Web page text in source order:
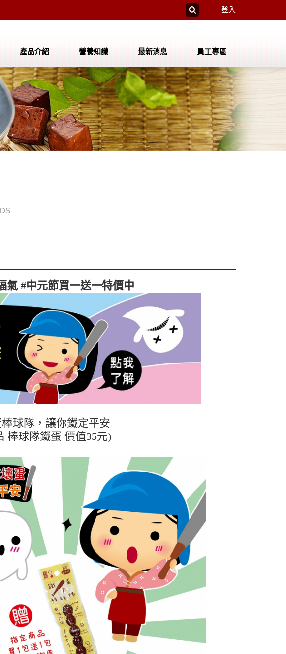
登入
產品介紹
產品介紹
聯絡我們
檔案下載
營養知識 最新消息 員工專區
員工登入
氣 #中元節買一送一特價中
棒球隊，讓你鐵定平安
棒球隊鐵蛋 價值35元)